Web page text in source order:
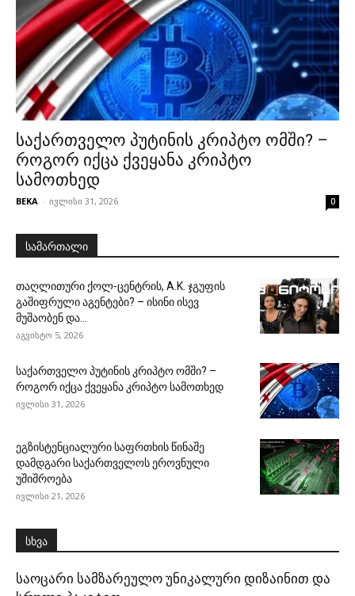
საქართველო პუტინის კრიპტო ომში? –
როგორ იქცა ქვეყანა კრიპტო
სამოთხედ
BEKA - ივლისი 31, 2026 0
სამართალი
თაღლითური ქოლ-ცენტრის, A.K. ჯგუფის
გაშიფრული აგენტები? – ისინი ისევ
მუშაობენ და...
აგვისტო 5, 2026
საქართველო პუტინის კრიპტო ომში? –
როგორ იქცა ქვეყანა კრიპტო სამოთხედ
ივლისი 31, 2026
ეგზისტენციალური საფრთხის წინაშე
დამდგარი საქართველოს ეროვნული
უშიშროება
ივლისი 21, 2026
სხვა
საოცარი სამზარეულო უნიკალური დიზაინით და